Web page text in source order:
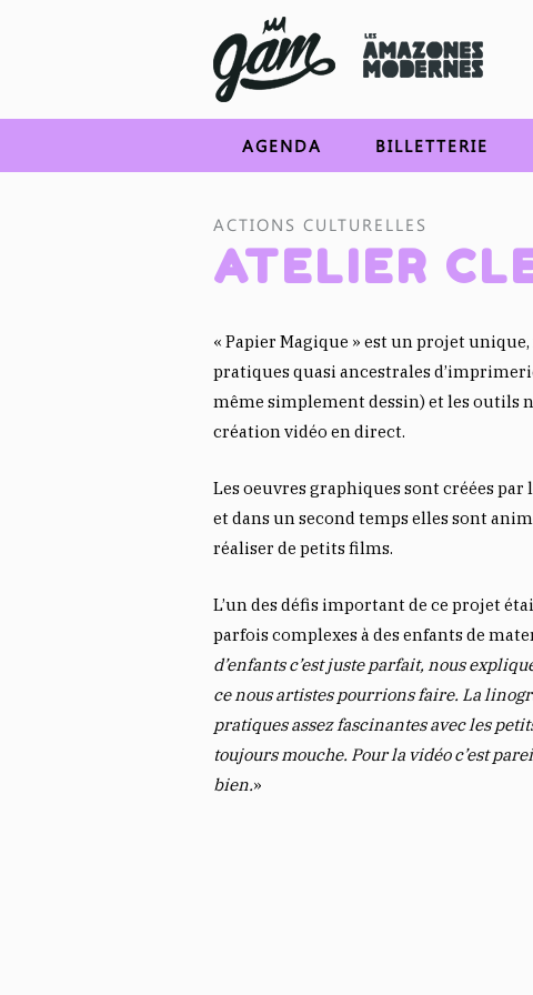
AGENDA BILLETTERIE
ACTIONS CULTURELLES
ATELIER
« Papier Magique » est un projet
pratiques quasi ancestrales
même simplement dessin) et les outils
création vidéo en direct.
Les oeuvres graphiques sont créées par
et dans un second temps elles sont
réaliser de petits films.
L’un des défis important de ce projet
parfois complexes à des enfants de
d’enfants c’est juste parfait, nous
ce nous artistes pourrions faire. La
pratiques assez fascinantes avec les
toujours mouche. Pour la vidéo c’est
bien.»